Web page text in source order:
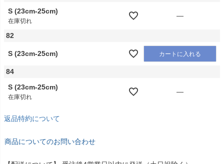
S (23cm-25cm)
在庫切れ
—
82
S (23cm-25cm) カートに入れる
84
S (23cm-25cm)
在庫切れ
—
返品特約について
商品についてのお問い合わせ